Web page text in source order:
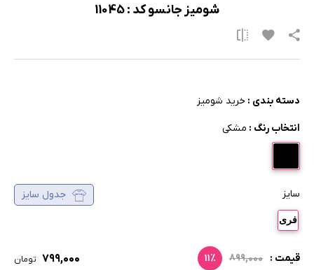
شومیز جانسو کد : 11045
دسته بندی : خرید شومیز
انتخاب رنگ : مشکی
سایز جدول سایز
فری
قیمت : ۸۹۹,۰۰۰ ۱۱٪ ۷۹۹,۰۰۰ تومان